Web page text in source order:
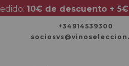
10€ de descuento +
+34914539300